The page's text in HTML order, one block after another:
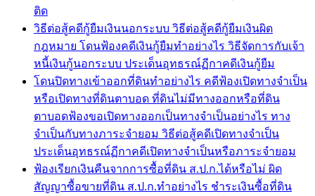
ติด
วิธีต่อสู้คดีกู้ยืมเงินนอกระบบ วิธีต่อสู้คดีกู้ยืมเงินผิด
กฎหมาย โดนฟ้องคดีเงินกู้ยืมทำอย่างไร วิธีจัดการกับเจ้า
หนี้เงินกู้นอกระบบ ประเด็นอุทธรณ์ฏีกาคดีเงินกู้ยืม
โดนปิดทางเข้าออกที่ดินทำอย่างไร คดีฟ้องเปิดทางจำเป็น
หรือเปิดทางที่ดินตาบอด ที่ดินไม่มีทางออกหรือที่ดิน
ตาบอดฟ้องขอเปิดทางออกเป็นทางจำเป็นอย่างไร ทาง
จำเป็นกับทางภาระจำยอม วิธีต่อสู้คดีเปิดทางจำเป็น
ประเด็นอุทธรณ์ฏีกาคดีเปิดทางจำเป็นหรือภาระจำยอม
ฟ้องเรียกเงินคืนจากการซื้อที่ดิน ส.ป.ก.ได้หรือไม่ ผิด
สัญญาซื้อขายที่ดิน ส.ป.ก.ทำอย่างไร ชำระเงินซื้อที่ดิน